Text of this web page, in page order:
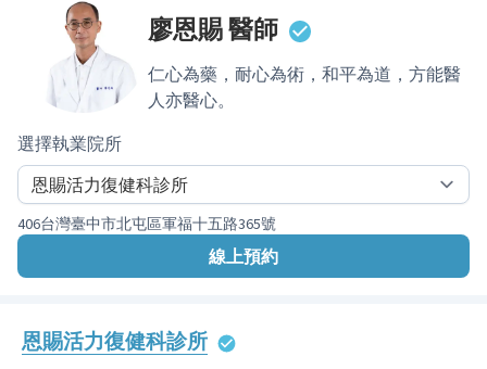
健康主題館
我是醫療人員
廖恩賜醫師
仁心為藥，耐心為術，和平為道，方能醫
人亦醫心。
選擇執業院所
406台灣臺中市北屯區軍福十五路365號
線上預約
恩賜活力復健科診所